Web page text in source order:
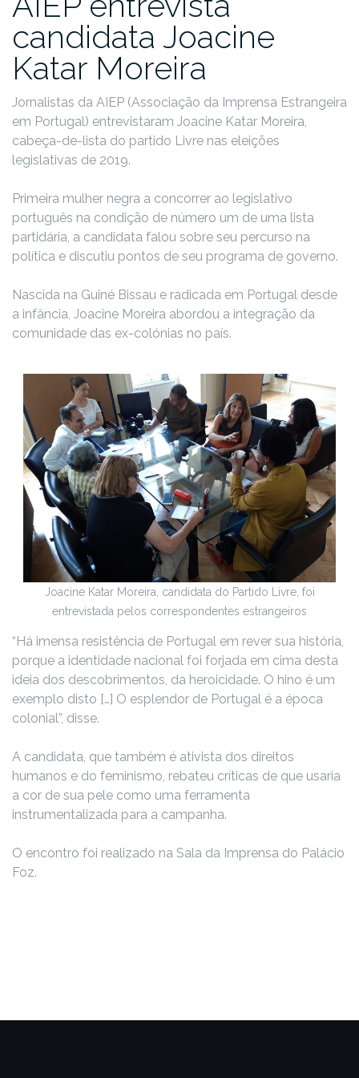
candidata Joacine
Katar Moreira
Jornalistas da AIEP (Associação da Imprensa Estrangeira
em Portugal) entrevistaram Joacine Katar Moreira,
cabeça-de-lista do partido Livre nas eleições
legislativas de 2019.
Primeira mulher negra a concorrer ao legislativo
português na condição de número um de uma lista
partidária, a candidata falou sobre seu percurso na
política e discutiu pontos de seu programa de governo.
Nascida na Guiné Bissau e radicada em Portugal desde
a infância, Joacine Moreira abordou a integração da
comunidade das ex-colónias no país.
Joacine Katar Moreira, candidata do Partido Livre, foi
entrevistada pelos correspondentes estrangeiros
“Há imensa resistência de Portugal em rever sua história,
porque a identidade nacional foi forjada em cima desta
ideia dos descobrimentos, da heroicidade. O hino é um
exemplo disto […] O esplendor de Portugal é a época
colonial”, disse.
A candidata, que também é ativista dos direitos
humanos e do feminismo, rebateu críticas de que usaria
a cor de sua pele como uma ferramenta
instrumentalizada para a campanha.
O encontro foi realizado na Sala da Imprensa do Palácio
Foz.